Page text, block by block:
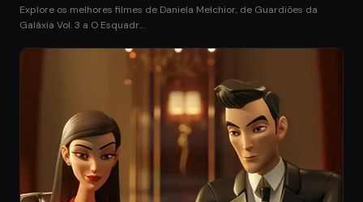
Explore os melhores filmes de Daniela Melchior, de Guardiões da
Galáxia Vol. 3 a O Esquadr…